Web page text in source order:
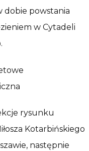
dobie powstania
w Cytadeli
rysunku
Kotarbińskiego
następnie